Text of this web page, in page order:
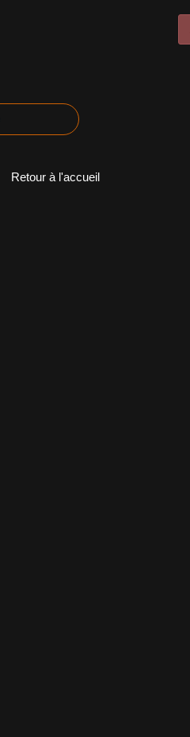
Retour à l'accueil